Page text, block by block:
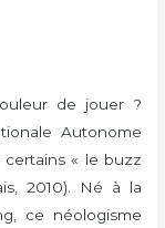
de jouer ?
Autonome
« le buzz
2010). Né à la
ce néologisme